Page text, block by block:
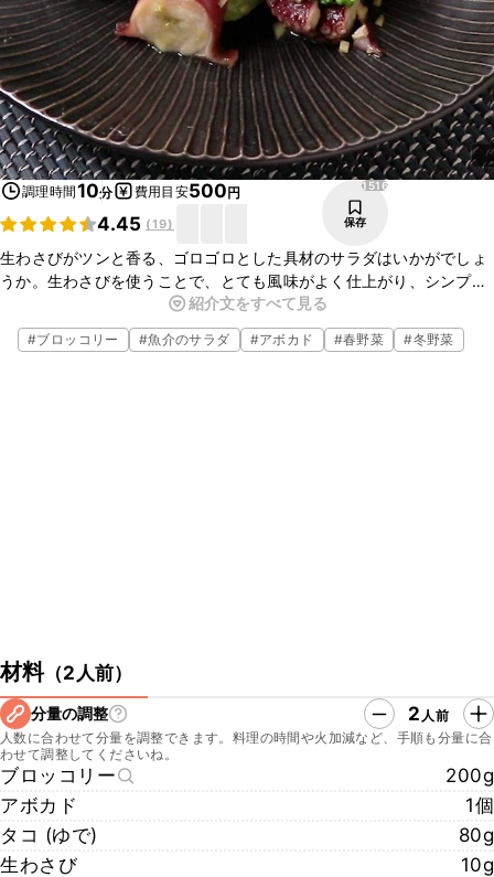
調理時間10分 費用目安500円
4.45 (19)
1516
保存
生わさびがツンと香る、ゴロゴロとした具材のサラダはいかがでしょ
うか。生わさびを使うことで、とても風味がよく仕上がり、シンプル
な味付けでもおいしくお召し上がりいただけます。お酒のおつまみに
もおすすめの一品です。
紹介文をすべて見る
#ブロッコリー #魚介のサラダ #アボカド #春野菜 #冬野菜
材料（2人前）
分量の調整 2 人前
人数に合わせて分量を調整できます。料理の時間や火加減など、手順も分量に合
わせて調整してくださいね。
ブロッコリー
200g
アボカド
1個
タコ (ゆで)
80g
生わさび
10g